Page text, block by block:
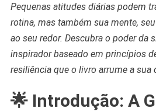
Pequenas atitudes diárias podem
rotina, mas também sua mente,
ao seu redor. Descubra o poder da
inspirador baseado em princípios
resiliência que o livro arrume a sua
🌟 Introdução: A